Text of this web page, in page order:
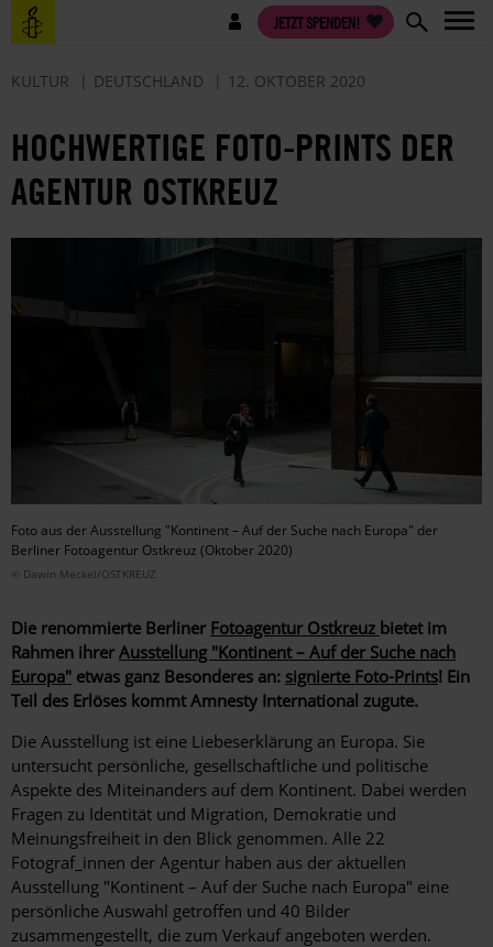
Direkt
zum
Benutzermenü JETZT SPENDEN!
KULTUR DEUTSCHLAND 12. OKTOBER 2020
HOCHWERTIGE FOTO-PRINTS DER
AGENTUR OSTKREUZ
Foto aus der Ausstellung "Kontinent – Auf der Suche nach Europa" der
Berliner Fotoagentur Ostkreuz (Oktober 2020)
© Dawin Meckel/OSTKREUZ
Die renommierte Berliner Fotoagentur Ostkreuz bietet im
Rahmen ihrerAusstellung "Kontinent – Auf der Suche nach
Europa" etwas ganz Besonderes an: signierte Foto-Prints! Ein
Teil des Erlöses kommt Amnesty International zugute.
Die Ausstellung ist eine Liebeserklärung an Europa. Sie
untersucht persönliche, gesellschaftliche und politische
Aspekte des Miteinanders auf dem Kontinent. Dabei werden
Fragen zu Identität und Migration, Demokratie und
Meinungsfreiheit in den Blick genommen. Alle 22
Fotograf_innen der Agentur haben aus der aktuellen
Ausstellung "Kontinent – Auf der Suche nach Europa" eine
persönliche Auswahl getroffen und 40 Bilder
zusammengestellt, die zum Verkauf angeboten werden.